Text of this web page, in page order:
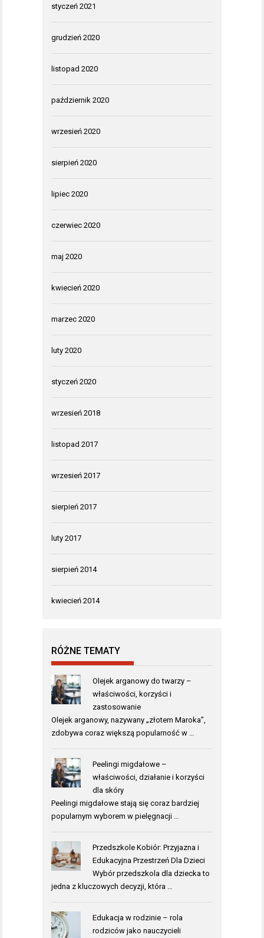
styczeń 2021
grudzień 2020
listopad 2020
październik 2020
wrzesień 2020
sierpień 2020
lipiec 2020
czerwiec 2020
maj 2020
kwiecień 2020
marzec 2020
luty 2020
styczeń 2020
wrzesień 2018
listopad 2017
wrzesień 2017
sierpień 2017
luty 2017
sierpień 2014
kwiecień 2014
RÓŻNE TEMATY
Olejek arganowy do twarzy –
właściwości, korzyści i
zastosowanie
Olejek arganowy, nazywany „złotem Maroka”,
zdobywa coraz większą popularność w …
Peelingi migdałowe –
właściwości, działanie i korzyści
dla skóry
Peelingi migdałowe stają się coraz bardziej
popularnym wyborem w pielęgnacji …
Przedszkole Kobiór: Przyjazna i
Edukacyjna Przestrzeń Dla Dzieci
Wybór przedszkola dla dziecka to
jedna z kluczowych decyzji, która …
Edukacja w rodzinie – rola
rodziców jako nauczycieli